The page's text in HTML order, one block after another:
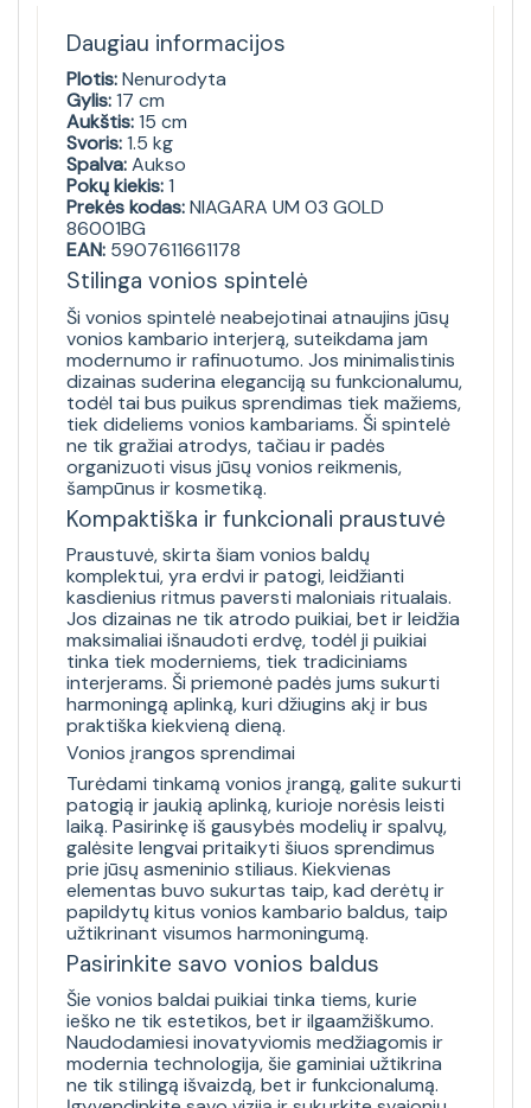
Daugiau informacijos
Plotis:Nenurodyta
Gylis:17 cm
Aukštis:15 cm
Svoris:1.5 kg
Spalva:Aukso
Pokų kiekis:1
Prekės kodas:NIAGARA UM 03 GOLD
86001BG
EAN: 5907611661178
Stilinga vonios spintelė
Ši vonios spintelė neabejotinai atnaujins jūsų
vonios kambario interjerą, suteikdama jam
modernumo ir rafinuotumo. Jos minimalistinis
dizainas suderina eleganciją su funkcionalumu,
todėl tai bus puikus sprendimas tiek mažiems,
tiek dideliems vonios kambariams. Ši spintelė
ne tik gražiai atrodys, tačiau ir padės
organizuoti visus jūsų vonios reikmenis,
šampūnus ir kosmetiką.
Kompaktiška ir funkcionali praustuvė
Praustuvė, skirta šiam vonios baldų
komplektui, yra erdvi ir patogi, leidžianti
kasdienius ritmus paversti maloniais ritualais.
Jos dizainas ne tik atrodo puikiai, bet ir leidžia
maksimaliai išnaudoti erdvę, todėl ji puikiai
tinka tiek moderniems, tiek tradiciniams
interjerams. Ši priemonė padės jums sukurti
harmoningą aplinką, kuri džiugins akį ir bus
praktiška kiekvieną dieną.
Vonios įrangos sprendimai
Turėdami tinkamą vonios įrangą, galite sukurti
patogią ir jaukią aplinką, kurioje norėsis leisti
laiką. Pasirinkę iš gausybės modelių ir spalvų,
galėsite lengvai pritaikyti šiuos sprendimus
prie jūsų asmeninio stiliaus. Kiekvienas
elementas buvo sukurtas taip, kad derėtų ir
papildytų kitus vonios kambario baldus, taip
užtikrinant visumos harmoningumą.
Pasirinkite savo vonios baldus
Šie vonios baldai puikiai tinka tiems, kurie
ieško ne tik estetikos, bet ir ilgaamžiškumo.
Naudodamiesi inovatyviomis medžiagomis ir
modernia technologija, šie gaminiai užtikrina
ne tik stilingą išvaizdą, bet ir funkcionalumą.